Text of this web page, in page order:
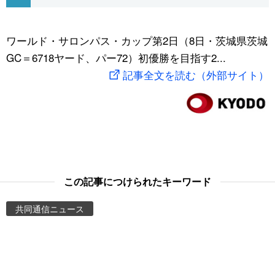
文化
動画/Live
スポーツ・東京2020
ワールド・サロンパス・カップ第2日（8日・茨城県茨城
GC＝6718ヤード、パー72）初優勝を目指す2...
記事全文を読む（外部サイト）
この記事につけられたキーワード
共同通信ニュース